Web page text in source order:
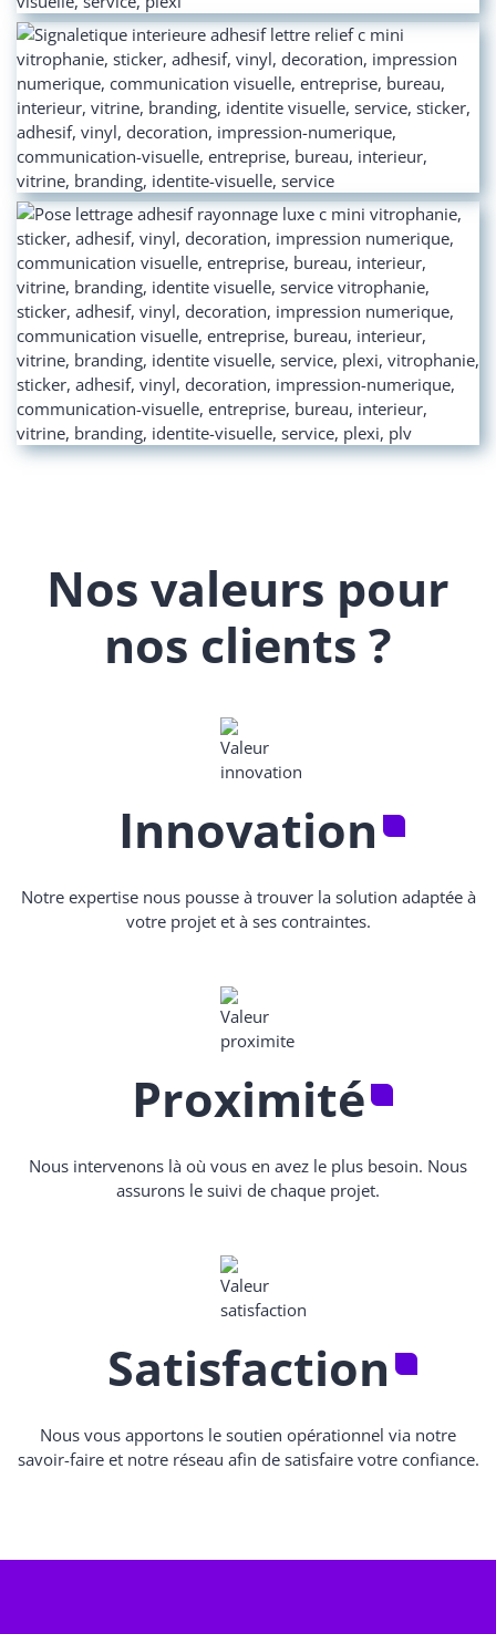
Nos valeurs pour
nos clients ?
Innovation
Notre expertise nous pousse à trouver la solution adaptée à
votre projet et à ses contraintes.
Proximité
Nous intervenons là où vous en avez le plus besoin. Nous
assurons le suivi de chaque projet.
Satisfaction
Nous vous apportons le soutien opérationnel via notre
savoir-faire et notre réseau afin de satisfaire votre confiance.